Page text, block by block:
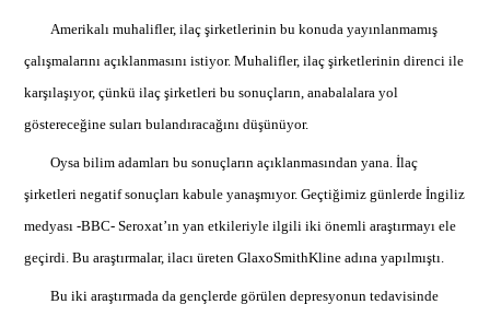
Amerikalı muhalifler, ilaç şirketlerinin bu konuda yayınlanmamış
çalışmalarını açıklanmasını istiyor. Muhalifler, ilaç şirketlerinin direnci ile
karşılaşıyor, çünkü ilaç şirketleri bu sonuçların, anabalalara yol
göstereceğine suları bulandıracağını düşünüyor.
Oysa bilim adamları bu sonuçların açıklanmasından yana. İlaç
şirketleri negatif sonuçları kabule yanaşmıyor. Geçtiğimiz günlerde İngiliz
medyası -BBC- Seroxat’ın yan etkileriyle ilgili iki önemli araştırmayı ele
geçirdi. Bu araştırmalar, ilacı üreten GlaxoSmithKline adına yapılmıştı.
Bu iki araştırmada da gençlerde görülen depresyonun tedavisinde